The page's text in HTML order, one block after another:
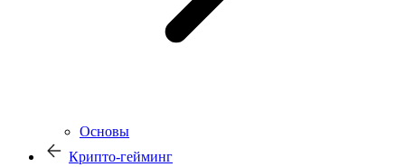
Основы
Крипто-гейминг